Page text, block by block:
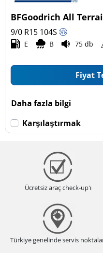
BFGoodrich All
9/0 R15 104S
E B 75 db
Fiyat
Daha fazla bilgi
Karşılaştırmak
Ücretsiz araç check-up'ı
Türkiye genelinde servis